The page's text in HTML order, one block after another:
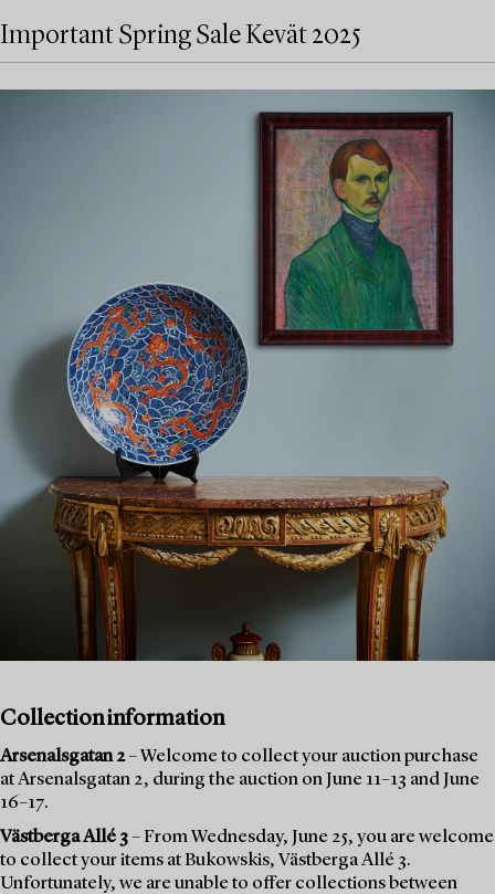
Important Spring Sale Kevät 2025
Collection information
Arsenalsgatan 2– Welcome to collect your auction purchase
at Arsenalsgatan 2, during the auction on June 11–13 and June
16–17.
Västberga Allé 3– From Wednesday, June 25, you are welcome
to collect your items at Bukowskis, Västberga Allé 3.
Unfortunately, we are unable to offer collections between